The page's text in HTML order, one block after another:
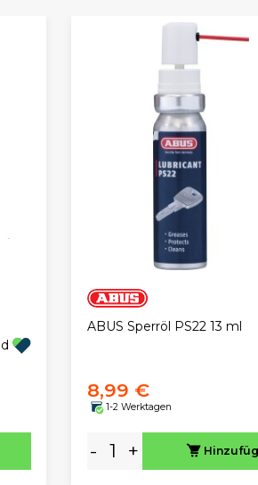
ABUS Sperröl PS22 13 ml
8,99 €
1-2 Werktagen
- +